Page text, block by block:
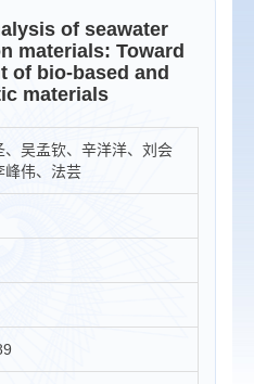
of seawater
materials: Toward
of bio-based and
materials
、吴孟钦、辛洋洋、刘会
峰伟、法芸